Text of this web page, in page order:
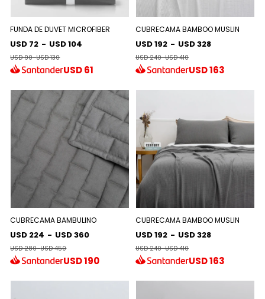
FUNDA DE DUVET MICROFIBER
USD 72 - USD 104
USD 90-USD 130
USD61
CUBRECAMA BAMBOO MUSLIN
USD 192 - USD 328
USD 240-USD 410
USD163
CUBRECAMA BAMBULINO
USD 224 - USD 360
USD 280-USD 450
USD190
CUBRECAMA BAMBOO MUSLIN
USD 192 - USD 328
USD 240-USD 410
USD163